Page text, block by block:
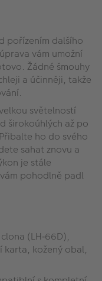
pořízením dalšího
vám umožní
Žádné šmouhy
a účinněji, takže
světelností
širokoúhlých až po
ho do svého
sahat znovu a
je stále
pohodlně padl
(LH‑66D),
karta, kožený obal,